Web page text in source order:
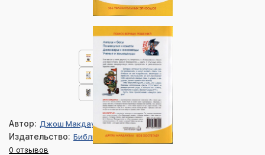
Автор: Джош Макдауэлл
Издательство: Библия для всех
0 отзывов